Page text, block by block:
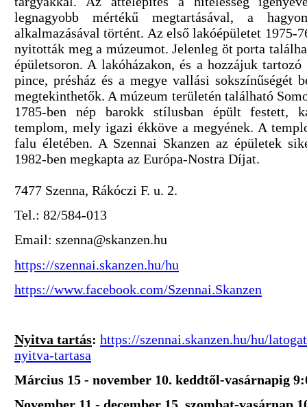
legnagyobb mértékű megtartásával, a
alkalmazásával történt. Az első lakóépületet 1975-
nyitották meg a múzeumot. Jelenleg öt porta
épületsoron. A lakóházakon, és a hozzájuk
pince, présház és a megye vallási sokszínűségét
megtekinthetők. A múzeum területén található
1785-ben nép barokk stílusban épült festett,
templom, mely igazi ékköve a megyének. A
falu életében. A Szennai Skanzen az épületek
1982-ben megkapta az Európa-Nostra Díjat.
7477 Szenna, Rákóczi F. u. 2.
Tel.: 82/584-013
Email: szenna@skanzen.hu
https://szennai.skanzen.hu/hu
https://www.facebook.com/Szennai.Skanzen
Nyitva tartás: https://szennai.skanzen.hu/hu/
nyitva-tartasa
Március 15 - november 10. keddtől-vasárnapig